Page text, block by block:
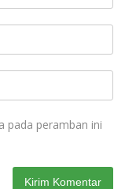
pada peramban ini